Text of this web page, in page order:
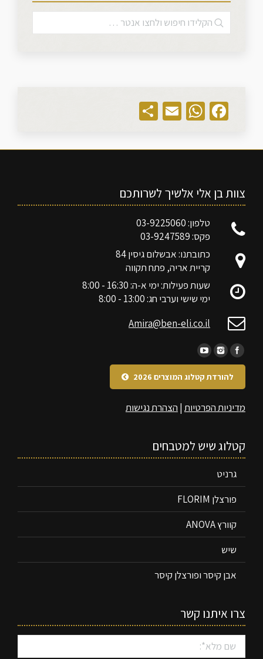
Facebook
WhatsApp
Email
צוות בן אלי אלשיך לשרותכם
טלפון: 03-9225060
פקס: 03-9247589
כתובתנו: אבשלום גיסין 84
קריית אריה, פתח תקווה
שעות פעילות: ימי א-ה: 16:30 - 8:00
ימי שישי וערבי חג: 13:00 - 8:00
Amira@ben-eli.co.il
להורדת קטלוג המוצרים 2026
מדיניות הפרטיות | הצהרת נגישות
קטלוג שיש למטבחים
גרניט
פורצלן FLORIM
קוורץ ANOVA
שיש
אבן קיסר ופורצלן קיסר
צרו איתנו קשר